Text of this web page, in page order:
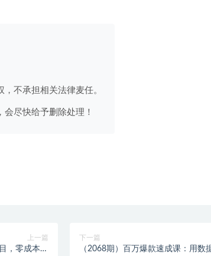
不承担相关法律麦任。
尽快给予删除处理！
上一篇
，零成本小
下一篇
（2068期）百万爆款速成课：用数